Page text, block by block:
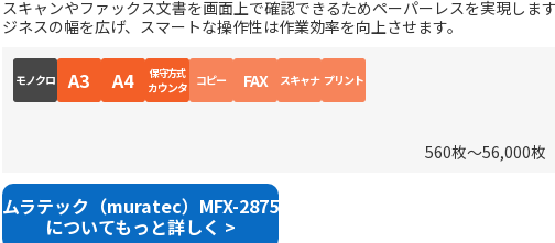
スキャンやファックス文書を画面上で確認できるためペーパーレスを実現しま
ジネスの幅を広げ、スマートな操作性は作業効率を向上させます。
モノクロ A3 A4 保守方式
カウンタ コピー FAX スキャナ プリント
560枚～56,000枚
ムラテック（muratec）MFX-2875
についてもっと詳しく >